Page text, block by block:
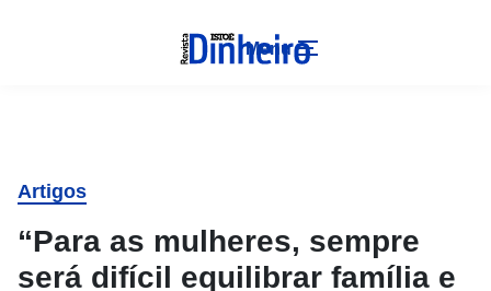
Menu
Artigos
“Para as mulheres, sempre
será difícil equilibrar família e